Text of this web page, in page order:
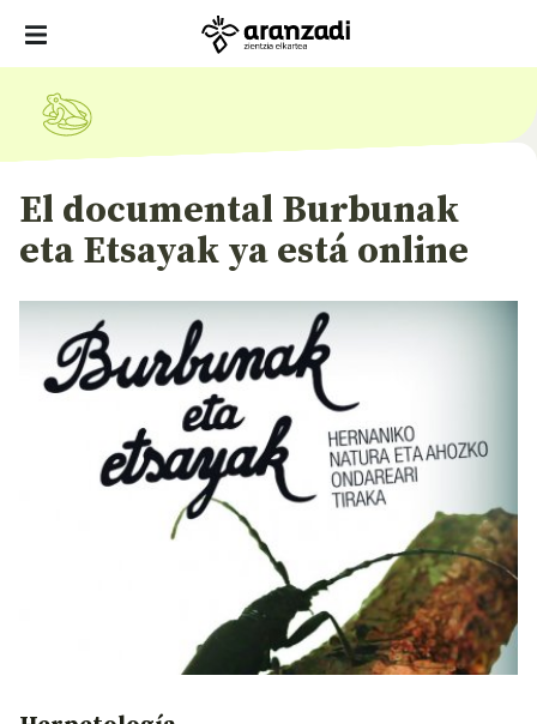
El documental Burbunak
eta Etsayak ya está online